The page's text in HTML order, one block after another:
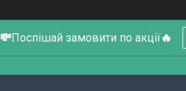
💸Поспішай замовити по акції🔥